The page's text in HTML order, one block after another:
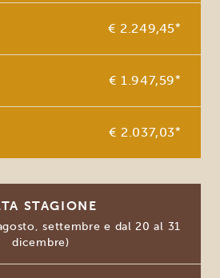
€ 2.249,45*
€ 1.947,59*
€ 2.037,03*
STAGIONE
settembre e dal 20 al 31
dicembre)